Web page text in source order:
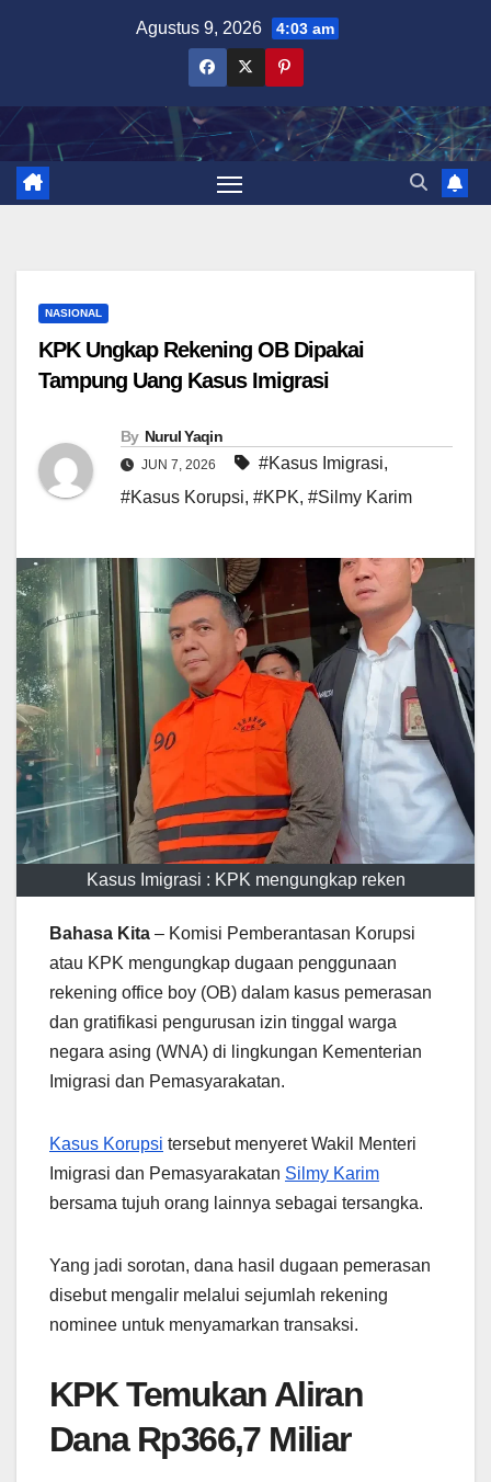
Agustus 9, 2026 4:03 am
NASIONAL
KPK Ungkap Rekening OB Dipakai
Tampung Uang Kasus Imigrasi
By Nurul Yaqin
JUN 7, 2026 #Kasus Imigrasi,
#Kasus Korupsi, #KPK, #Silmy Karim
Kasus Imigrasi : KPK mengungkap reken
Bahasa Kita – Komisi Pemberantasan Korupsi
atau KPK mengungkap dugaan penggunaan
rekening office boy (OB) dalam kasus pemerasan
dan gratifikasi pengurusan izin tinggal warga
negara asing (WNA) di lingkungan Kementerian
Imigrasi dan Pemasyarakatan.
Kasus Korupsi tersebut menyeret Wakil Menteri
Imigrasi dan Pemasyarakatan Silmy Karim
bersama tujuh orang lainnya sebagai tersangka.
Yang jadi sorotan, dana hasil dugaan pemerasan
disebut mengalir melalui sejumlah rekening
nominee untuk menyamarkan transaksi.
KPK Temukan Aliran
Dana Rp366,7 Miliar